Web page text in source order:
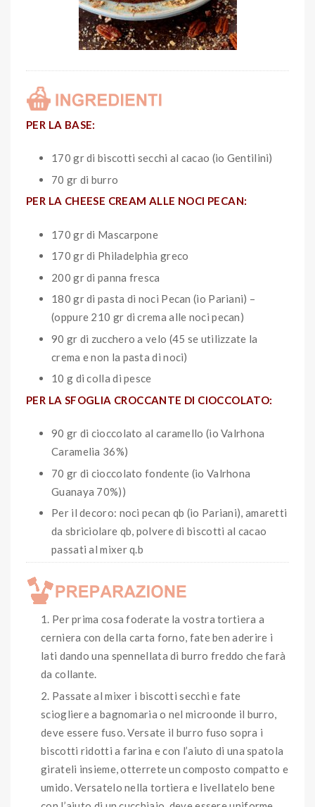
PER LA BASE:
170 gr di biscotti secchi al cacao (io Gentilini)
70 gr di burro
PER LA CHEESE CREAM ALLE NOCI PECAN:
170 gr di Mascarpone
170 gr di Philadelphia greco
200 gr di panna fresca
180 gr di pasta di noci Pecan (io Pariani) –
(oppure 210 gr di crema alle noci pecan)
90 gr di zucchero a velo (45 se utilizzate la
crema e non la pasta di noci)
10 g di colla di pesce
PER LA SFOGLIA CROCCANTE DI CIOCCOLATO:
90 gr di cioccolato al caramello (io Valrhona
Caramelia 36%)
70 gr di cioccolato fondente (io Valrhona
Guanaya 70%))
Per il decoro: noci pecan qb (io Pariani), amaretti
da sbriciolare qb, polvere di biscotti al cacao
passati al mixer q.b
Per prima cosa foderate la vostra tortiera a
cerniera con della carta forno, fate ben aderire i
lati dando una spennellata di burro freddo che farà
da collante.
Passate al mixer i biscotti secchi e fate
sciogliere a bagnomaria o nel microonde il burro,
deve essere fuso. Versate il burro fuso sopra i
biscotti ridotti a farina e con l’aiuto di una spatola
girateli insieme, otterrete un composto compatto e
umido. Versatelo nella tortiera e livellatelo bene